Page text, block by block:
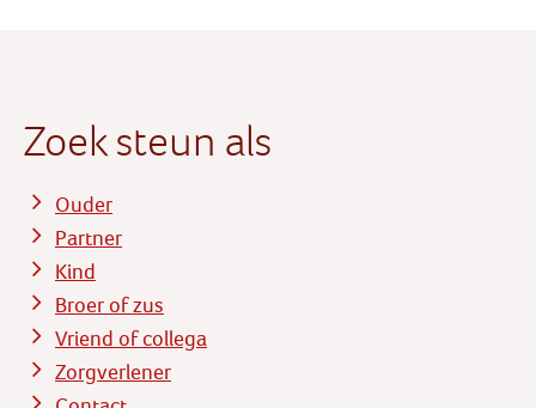
Zoek steun als
Ouder
Partner
Kind
Broer of zus
Vriend of collega
Zorgverlener